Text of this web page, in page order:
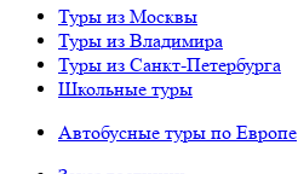
Туры из Москвы
Туры из Владимира
Туры из Санкт-Петербурга
Школьные туры
Автобусные туры по Европе